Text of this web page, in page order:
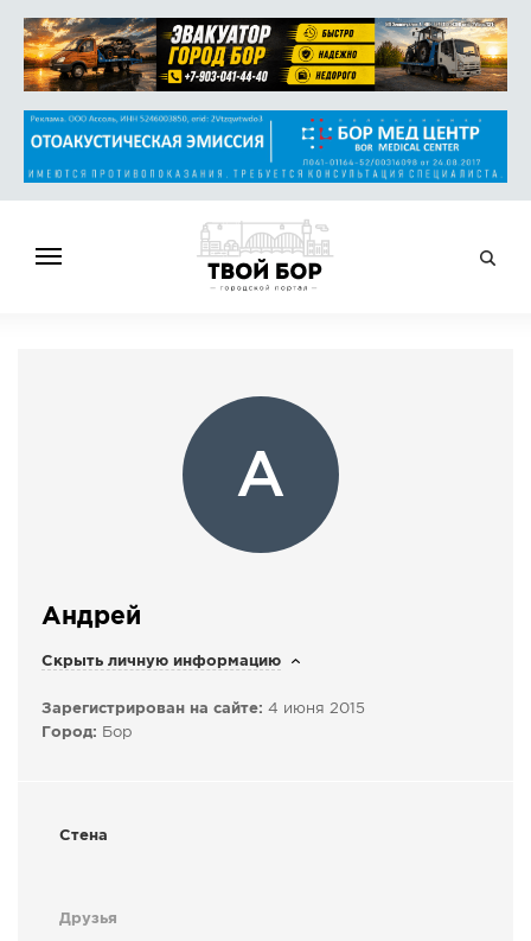
СПРАВОЧНИК
ОБЪЯВЛЕНИЯ
СТАТЬИ
ГОЛОСОВАНИЯ
А
Андрей
Скрыть личную информацию
Зарегистрирован на сайте: 4 июня 2015
Город: Бор
Стена
Друзья